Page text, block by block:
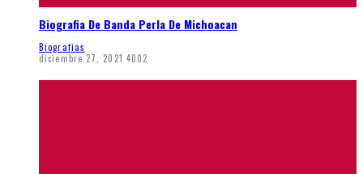
Biografia De Banda Perla De Michoacan
Biografias
diciembre 27, 2021 4002